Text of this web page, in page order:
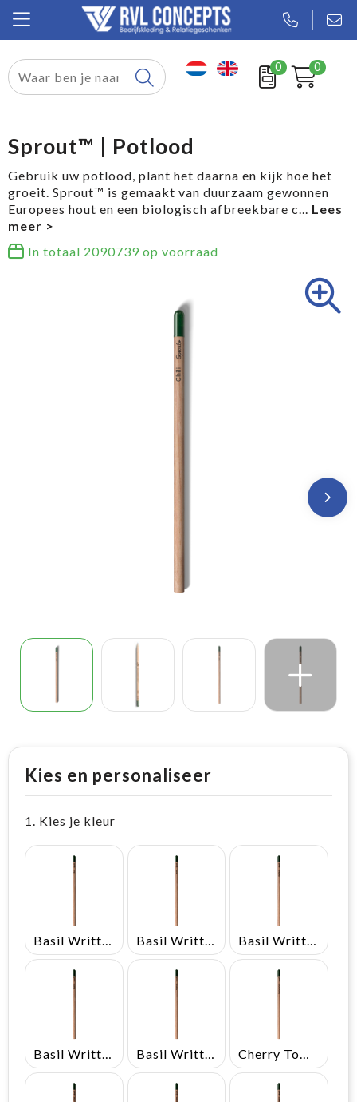
0 0
Relatiegeschenken
Tassen
Sport
Sprout™ | Potlood
Gebruik uw potlood, plant het daarna en kijk hoe het
groeit. Sprout™ is gemaakt van duurzaam gewonnen
Europees hout en een biologisch afbreekbare c...
In totaal 2090739 op voorraad
Kies en personaliseer
1. Kies je kleur
Basil Written In Italian Basil Written In Spanish Cherry Tomato Written In English